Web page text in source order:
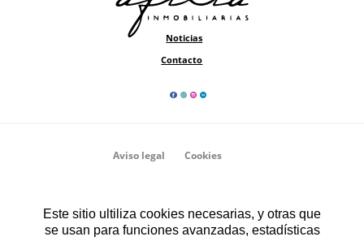
Este sitio ultiliza cookies necesarias, y otras que
se usan para funciones avanzadas, estadísticas
Noticias
Contacto
Aviso legal
Cookies